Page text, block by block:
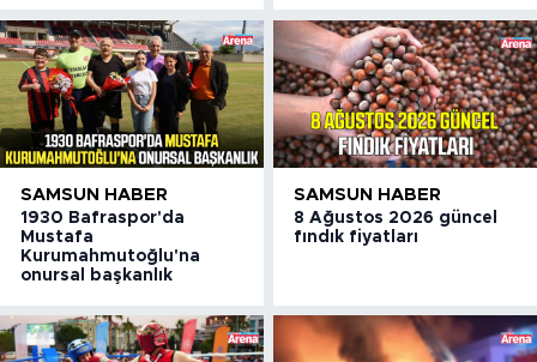
SAMSUN HABER
1930 Bafraspor'da
Mustafa
Kurumahmutoğlu'na
onursal başkanlık
SAMSUN HABER
8 Ağustos 2026 güncel
fındık fiyatları